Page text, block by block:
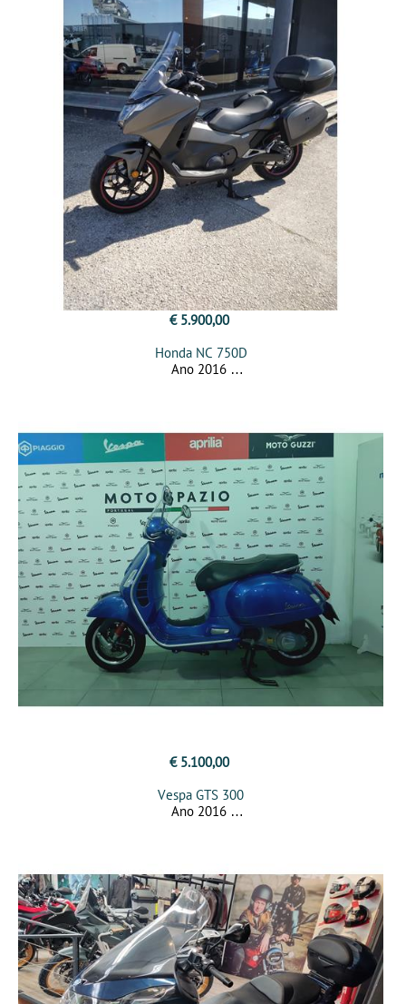
€ 5.900,00
Honda NC 750D
Ano 2016
€ 5.100,00
Vespa GTS 300
Ano 2016